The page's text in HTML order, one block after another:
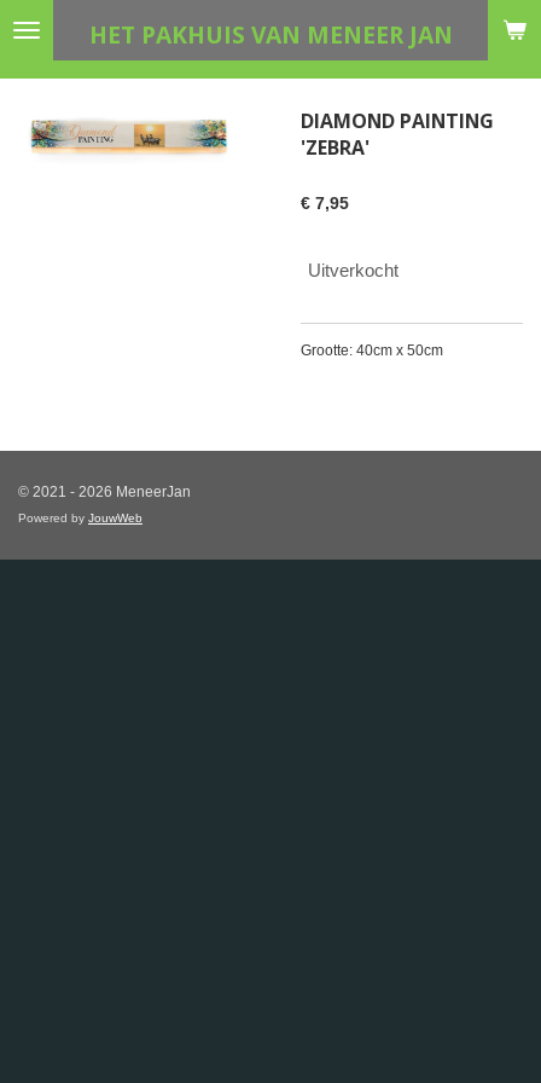
Ga
hoofdinhoud
HET PAKHUIS VAN MENEER JAN
DIAMOND PAINTING
'ZEBRA'
€ 7,95
Uitverkocht
Grootte: 40cm x 50cm
© 2021 - 2026 MeneerJan
Powered by JouwWeb